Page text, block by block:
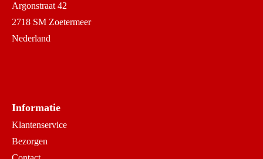
Argonstraat 42
2718 SM Zoetermeer
Nederland
Informatie
Klantenservice
Bezorgen